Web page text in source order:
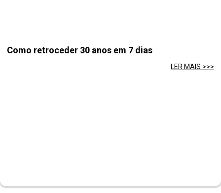
Como retroceder 30 anos em 7 dias
LER MAIS >>>